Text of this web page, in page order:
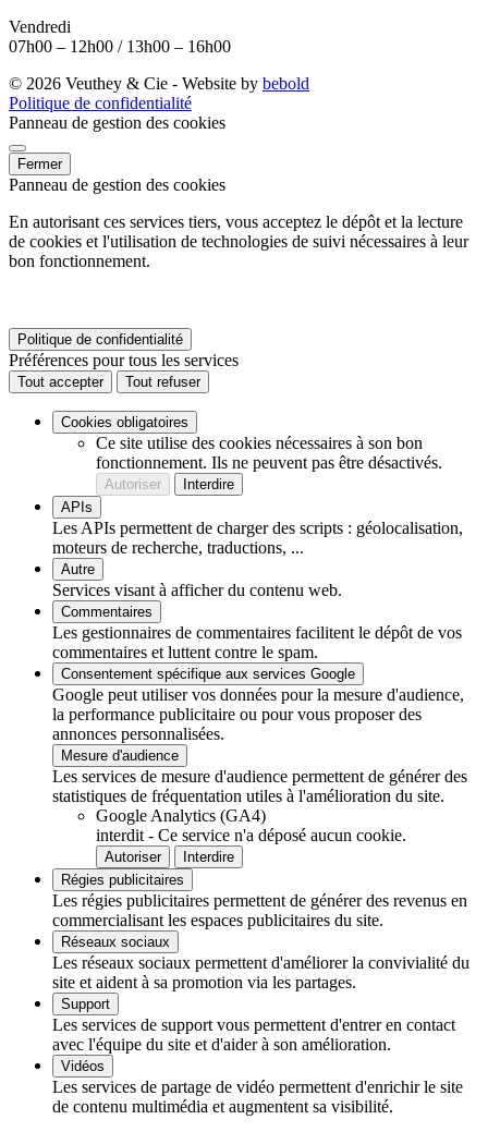
Vendredi
07h00 – 12h00 / 13h00 – 16h00
© 2026 Veuthey & Cie - Website by bebold
Politique de confidentialité
Panneau de gestion des cookies
Fermer
Panneau de gestion des cookies
En autorisant ces services tiers, vous acceptez le dépôt et la lecture
de cookies et l'utilisation de technologies de suivi nécessaires à leur
bon fonctionnement.
Politique de confidentialité
Préférences pour tous les services
Tout accepter Tout refuser
Cookies obligatoires
Ce site utilise des cookies nécessaires à son bon
fonctionnement. Ils ne peuvent pas être désactivés.
Autoriser
Interdire
APIs
Les APIs permettent de charger des scripts : géolocalisation,
moteurs de recherche, traductions, ...
Autre
Services visant à afficher du contenu web.
Commentaires
Les gestionnaires de commentaires facilitent le dépôt de vos
commentaires et luttent contre le spam.
Consentement spécifique aux services Google
Google peut utiliser vos données pour la mesure d'audience,
la performance publicitaire ou pour vous proposer des
annonces personnalisées.
Mesure d'audience
Les services de mesure d'audience permettent de générer des
statistiques de fréquentation utiles à l'amélioration du site.
Google Analytics (GA4)
interdit - Ce service n'a déposé aucun cookie.
Autoriser
Interdire
Régies publicitaires
Les régies publicitaires permettent de générer des revenus en
commercialisant les espaces publicitaires du site.
Réseaux sociaux
Les réseaux sociaux permettent d'améliorer la convivialité du
site et aident à sa promotion via les partages.
Support
Les services de support vous permettent d'entrer en contact
avec l'équipe du site et d'aider à son amélioration.
Vidéos
Les services de partage de vidéo permettent d'enrichir le site
de contenu multimédia et augmentent sa visibilité.